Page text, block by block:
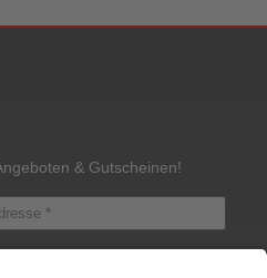
& Gutscheinen!